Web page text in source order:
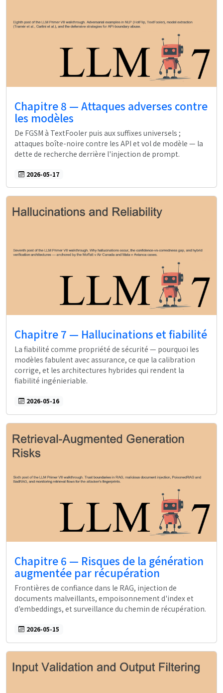
Chapitre 8 — Attaques adverses contre
les modèles
De FGSM à TextFooler puis aux suffixes universels ;
attaques boîte-noire contre les API et vol de modèle — la
dette de recherche derrière l'injection de prompt.
2026-05-17
Chapitre 7 — Hallucinations et fiabilité
La fiabilité comme propriété de sécurité — pourquoi les
modèles fabulent avec assurance, ce que la calibration
corrige, et les architectures hybrides qui rendent la
fiabilité ingénieriable.
2026-05-16
Chapitre 6 — Risques de la génération
augmentée par récupération
Frontières de confiance dans le RAG, injection de
documents malveillants, empoisonnement d'index et
d'embeddings, et surveillance du chemin de récupération.
2026-05-15